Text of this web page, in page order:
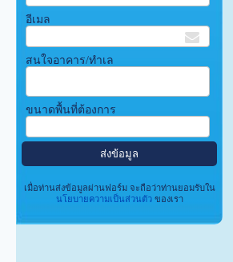
อีเมล
สนใจอาคาร/ทำเล
ขนาดพื้นที่ต้องการ
เมื่อท่านส่งข้อมูลผ่านฟอร์ม จะถือว่าท่านยอมรับใน
นโยบายความเป็นส่วนตัว ของเรา